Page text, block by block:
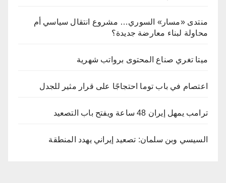
منتدى «مسار» السوري… مشروع انتقال سياسي أم
محاولة لبناء معارضة جديدة؟
ميتا تغري صناع المحتوى برواتب شهرية
اعتصام في باب توما احتجاجًا على قرار مثير للجدل
ترامب يمهل إيران 48 ساعة ويفتح باب التصعيد
السيسي وبن سلمان: تصعيد إيراني يهدد المنطقة